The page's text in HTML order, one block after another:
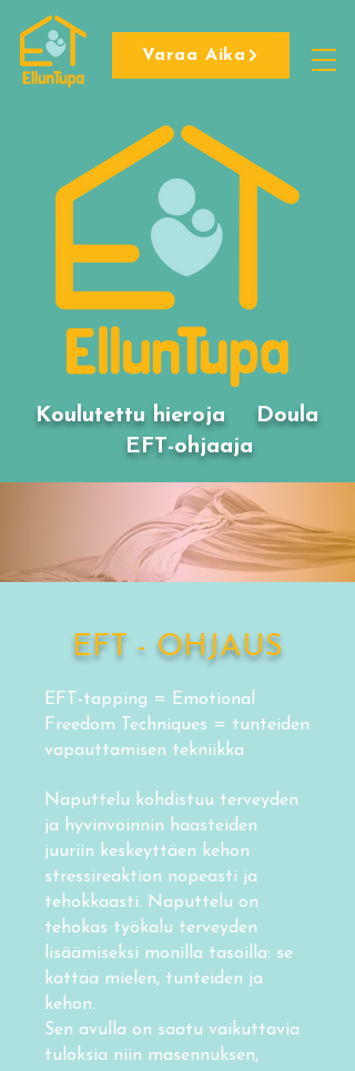
Varaa Aika
Koulutettu hieroja Doula
EFT-ohjaaja
EFT - OHJAUS
EFT-tapping = Emotional
Freedom Techniques = tunteiden
vapauttamisen tekniikka
Naputtelu kohdistuu terveyden
ja hyvinvoinnin haasteiden
juuriin keskeyttäen kehon
stressireaktion nopeasti ja
tehokkaasti. Naputtelu on
tehokas työkalu terveyden
lisäämiseksi monilla tasoilla: se
kattaa mielen, tunteiden ja
kehon.
Sen avulla on saatu vaikuttavia
tuloksia niin masennuksen,